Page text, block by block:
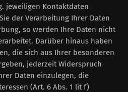
jeweiligen Kontaktdaten
der Verarbeitung Ihrer Daten
so werden Ihre Daten nicht
Darüber hinaus haben
die sich aus Ihrer besonderen
jederzeit Widerspruch
Daten einzulegen, die
(Art. 6 Abs. 1 lit f)